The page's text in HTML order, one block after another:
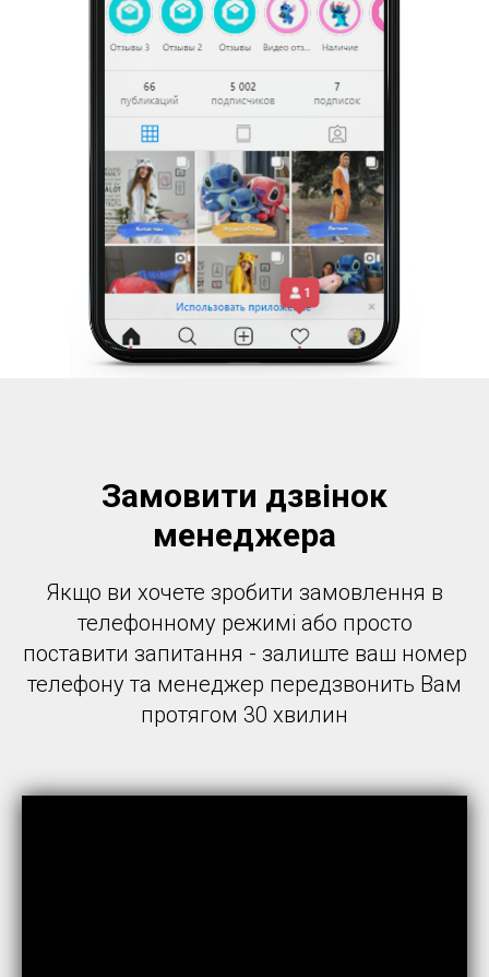
Замовити дзвінок
менеджера
Якщо ви хочете зробити замовлення в
телефонному режимі або просто
поставити запитання - залиште ваш номер
телефону та менеджер передзвонить Вам
протягом 30 хвилин